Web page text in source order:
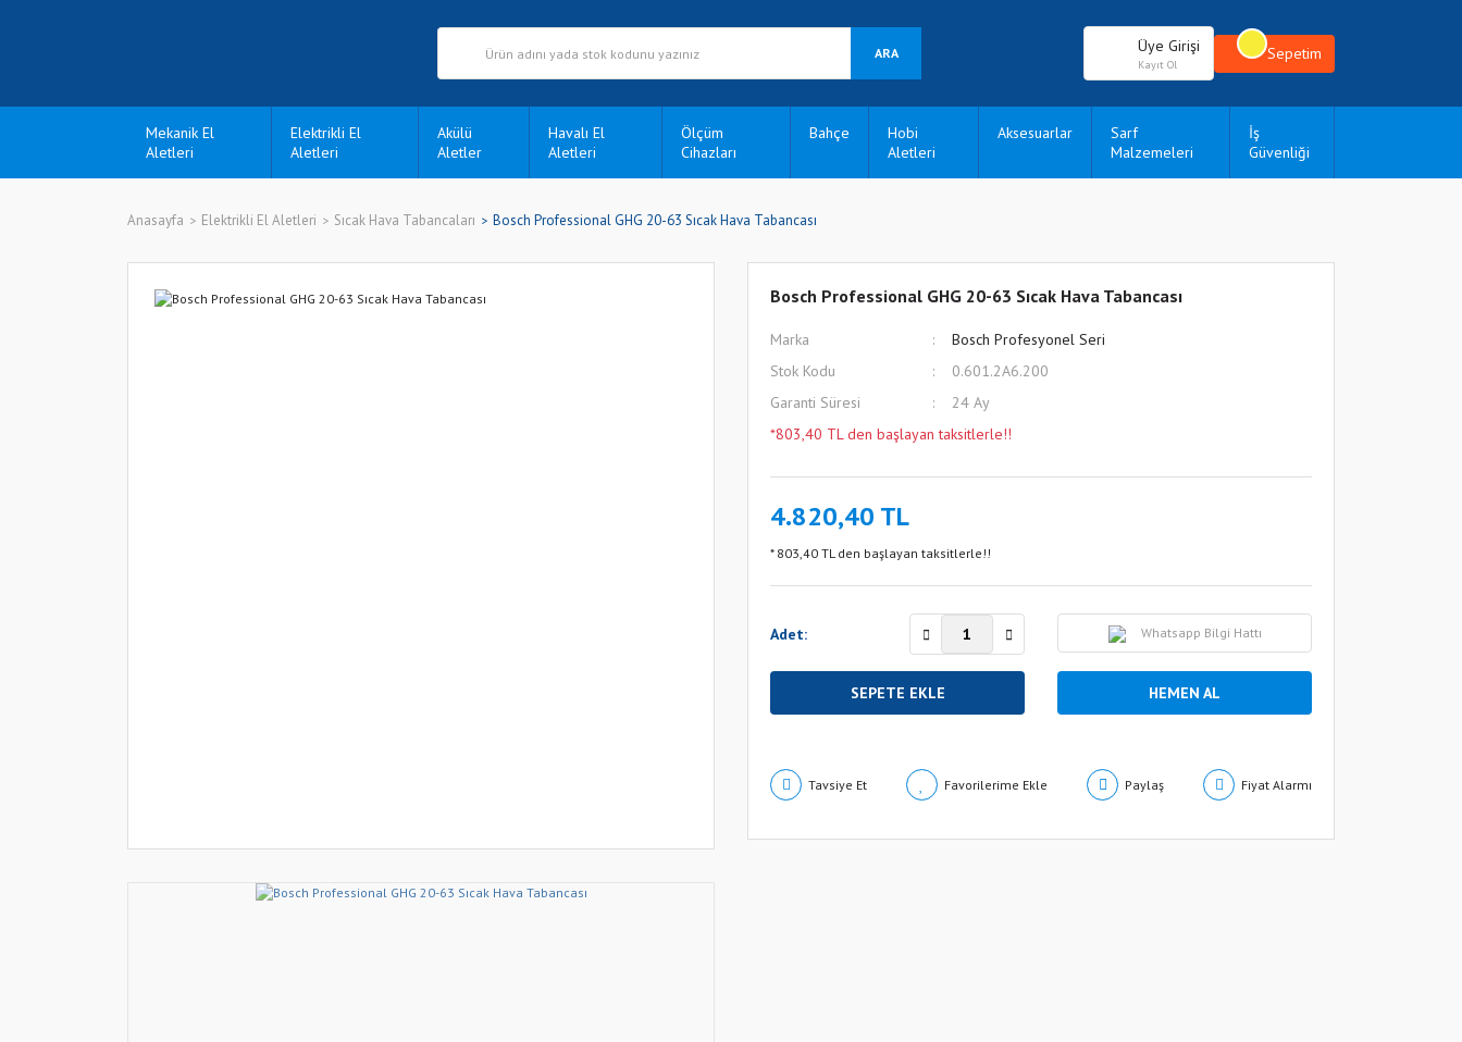
ARA Üye Girişi
Kayıt Ol
Sepetim
Mekanik El
Aletleri
Elektrikli El
Aletleri
Akülü
Aletler
Havalı El
Aletleri
Ölçüm
Cihazları
Bahçe
Hobi
Aletleri
Aksesuarlar
Sarf
Malzemeleri
İş
Güvenliği
Anasayfa Elektrikli El Aletleri Sıcak Hava Tabancaları Bosch Professional GHG 20-63 Sıcak Hava Tabancası
Bosch Professional GHG 20-63 Sıcak Hava Tabancası
Marka
Bosch Profesyonel Seri
Stok Kodu
0.601.2A6.200
Garanti Süresi
24 Ay
*803,40 TL den başlayan taksitlerle!!
4.820,40 TL
* 803,40 TL den başlayan taksitlerle!!
Adet: Whatsapp Bilgi Hattı
SEPETE EKLE HEMEN AL
Tavsiye Et Paylaş Fiyat Alarmı